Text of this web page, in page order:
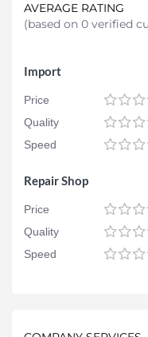
AVERAGE RATING
(based on 0 verified
Import
Price
Quality
Speed
Repair Shop
Price
Quality
Speed